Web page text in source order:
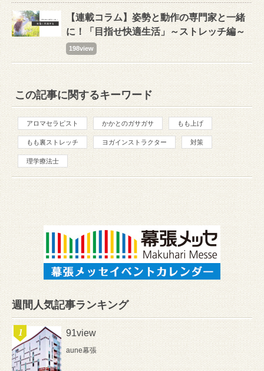
【連載コラム】姿勢と動作の専門家と一緒
に！「目指せ快適生活」～ストレッチ編～
198view
この記事に関するキーワード
アロマセラピスト かかとのガサガサ もも上げ
もも裏ストレッチ ヨガインストラクター 対策
理学療法士
週間人気記事ランキング
91view
aune幕張